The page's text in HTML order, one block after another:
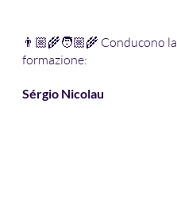
👨🏼‍🌾🧑🏼‍🌾 Conducono la
formazione:
Sérgio Nicolau